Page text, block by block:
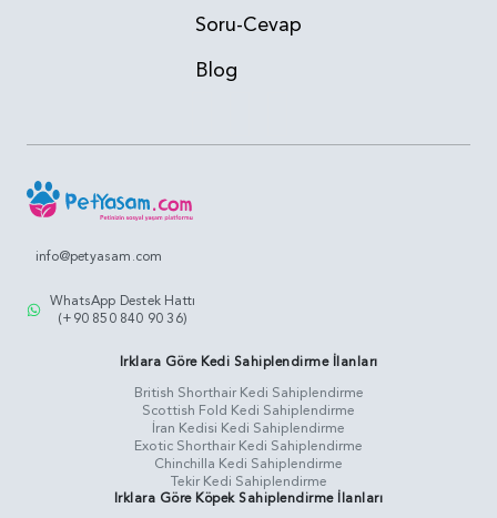
Soru-Cevap
Blog
info@petyasam.com
WhatsApp Destek Hattı
(+90 850 840 90 36)
Irklara Göre Kedi Sahiplendirme İlanları
British Shorthair Kedi Sahiplendirme
Scottish Fold Kedi Sahiplendirme
İran Kedisi Kedi Sahiplendirme
Exotic Shorthair Kedi Sahiplendirme
Chinchilla Kedi Sahiplendirme
Tekir Kedi Sahiplendirme
Irklara Göre Köpek Sahiplendirme İlanları